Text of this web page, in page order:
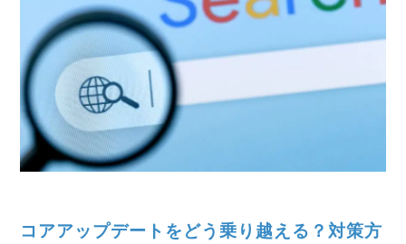
コアアップデートをどう乗り越える？対策方